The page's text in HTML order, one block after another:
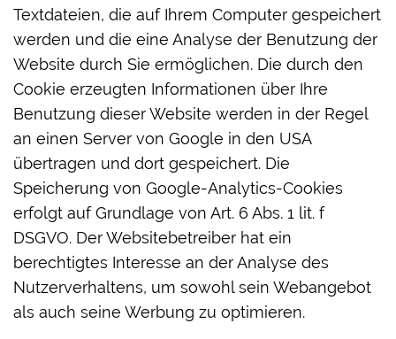
Textdateien, die auf Ihrem Computer gespeichert
werden und die eine Analyse der Benutzung der
Website durch Sie ermöglichen. Die durch den
Cookie erzeugten Informationen über Ihre
Benutzung dieser Website werden in der Regel
an einen Server von Google in den USA
übertragen und dort gespeichert. Die
Speicherung von Google-Analytics-Cookies
erfolgt auf Grundlage von Art. 6 Abs. 1 lit. f
DSGVO. Der Websitebetreiber hat ein
berechtigtes Interesse an der Analyse des
Nutzerverhaltens, um sowohl sein Webangebot
als auch seine Werbung zu optimieren.